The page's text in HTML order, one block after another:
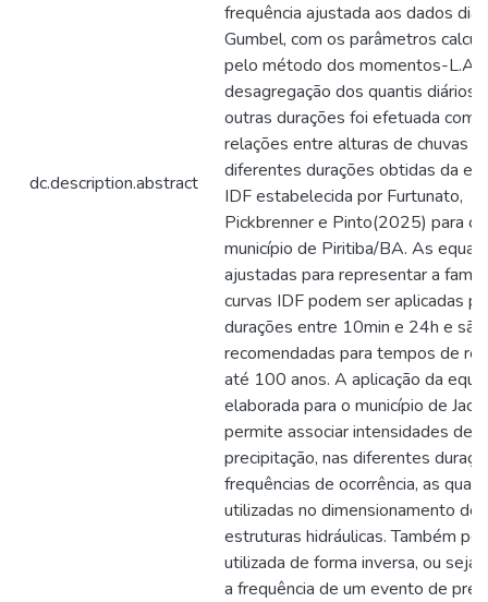
dc.description.abstract
frequência ajustada aos dados
Gumbel, com os parâmetros
pelo método dos momentos-L.A
desagregação dos quantis diários
outras durações foi efetuada com
relações entre alturas de chuvas
diferentes durações obtidas da
IDF estabelecida por Furtunato,
Pickbrenner e Pinto(2025) para o
município de Piritiba/BA. As
ajustadas para representar a
curvas IDF podem ser aplicadas
durações entre 10min e 24h e são
recomendadas para tempos de
até 100 anos. A aplicação da
elaborada para o município de
permite associar intensidades de
precipitação, nas diferentes
frequências de ocorrência, as
utilizadas no dimensionamento de
estruturas hidráulicas. Também
utilizada de forma inversa, ou seja,
a frequência de um evento de